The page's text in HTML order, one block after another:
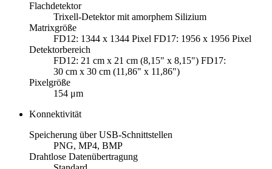
Flachdetektor
Trixell-Detektor mit amorphem Silizium
Matrixgröße
FD12: 1344 x 1344 Pixel FD17: 1956 x 1956 Pixel
Detektorbereich
FD12: 21 cm x 21 cm (8,15" x 8,15") FD17:
30 cm x 30 cm (11,86" x 11,86")
Pixelgröße
154 μm
Konnektivität
Speicherung über USB-Schnittstellen
PNG, MP4, BMP
Drahtlose Datenübertragung